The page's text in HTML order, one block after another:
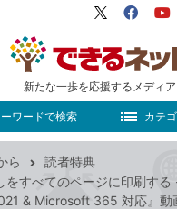
新たな一歩を応援するメディア
X（旧
ワードで検索 カテ
ら
読者特典
をすべてのページに印刷す
& Microsoft 365 対応』動